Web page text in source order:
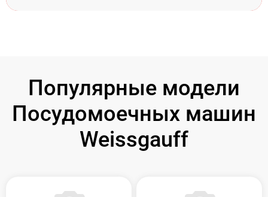
Популярные модели
Посудомоечных машин
Weissgauff